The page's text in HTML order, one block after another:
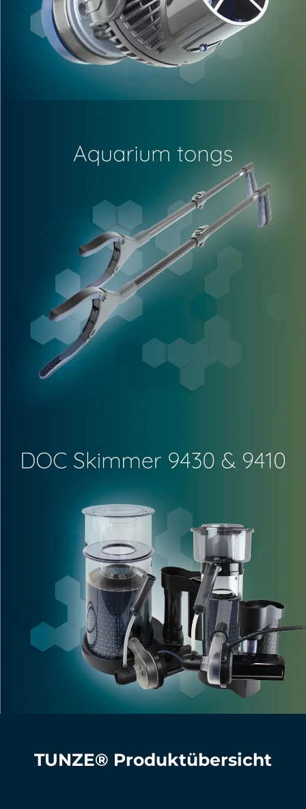
TUNZE® Produktübersicht